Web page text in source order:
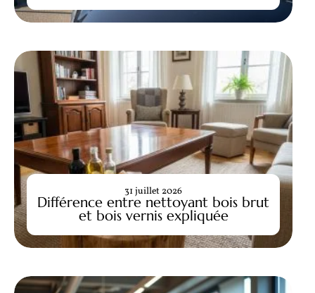
Différence entre nettoyant bois brut
et bois vernis expliquée
31 juillet 2026